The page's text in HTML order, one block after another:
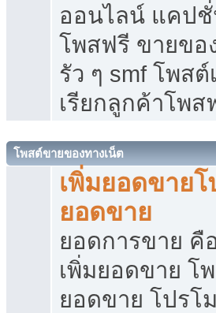
ออนไลน์ แคป
โพสฟรี ขายขอ
รัว ๆ smf โพส
เรียกลูกค้าโพส
โพสต์ขายของทางเน็ต
เพิ่มยอดขาย
ยอดขาย
ยอดการขาย คื
เพิ่มยอดขาย โ
ยอดขาย โปรโ